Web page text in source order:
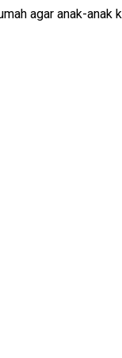
agar anak-